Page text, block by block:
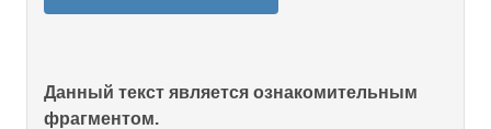
Данный текст является ознакомительным
фрагментом.